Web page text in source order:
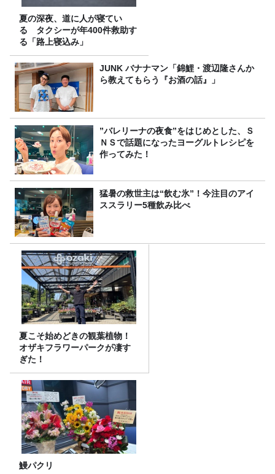
夏の深夜、道に人が寝てい
る タクシーが年400件救助す
る「路上寝込み」
JUNK バナナマン「錦鯉・渡辺隆さんか
ら教えてもらう『お酒の話』」
”バレリーナの夜食”をはじめとした、Ｓ
ＮＳで話題になったヨーグルトレシピを
作ってみた！
猛暑の救世主は“飲む氷”！今注目のアイ
ススラリー5種飲み比べ
夏こそ始めどきの観葉植物！
オザキフラワーパークが凄す
ぎた！
鰻パクリ